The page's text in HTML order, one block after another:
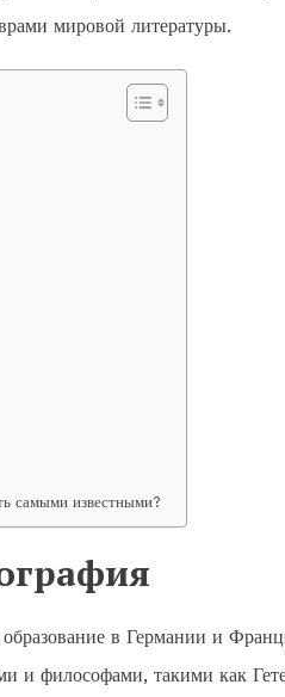
мировой литературы.
самыми известными?
в Германии и
и философами, такими как